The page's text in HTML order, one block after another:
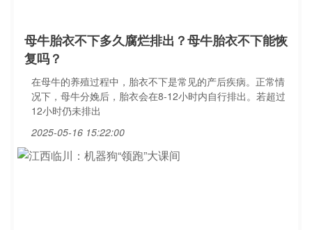
母牛胎衣不下多久腐烂排出？母牛胎衣不下能恢
复吗？
在母牛的养殖过程中，胎衣不下是常见的产后疾病。正常情
况下，母牛分娩后，胎衣会在8-12小时内自行排出。若超过
12小时仍未排出
2025-05-16 15:22:00